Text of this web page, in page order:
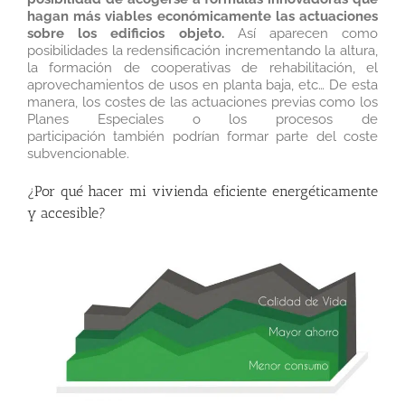
hagan más viables económicamente las actuaciones
sobre los edificios objeto. Así aparecen como
posibilidades la redensificación incrementando la altura,
la formación de cooperativas de rehabilitación, el
aprovechamientos de usos en planta baja, etc… De esta
manera, los costes de las actuaciones previas como los
Planes Especiales o los procesos de
participación también podrían formar parte del coste
subvencionable.
¿Por qué hacer mi vivienda eficiente energéticamente
y accesible?